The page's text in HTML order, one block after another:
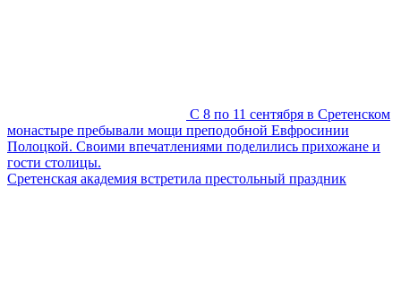
С 8 по 11 сентября в Сретенском
монастыре пребывали мощи преподобной Евфросинии
Полоцкой. Своими впечатлениями поделились прихожане и
гости столицы.
Сретенская академия встретила престольный праздник